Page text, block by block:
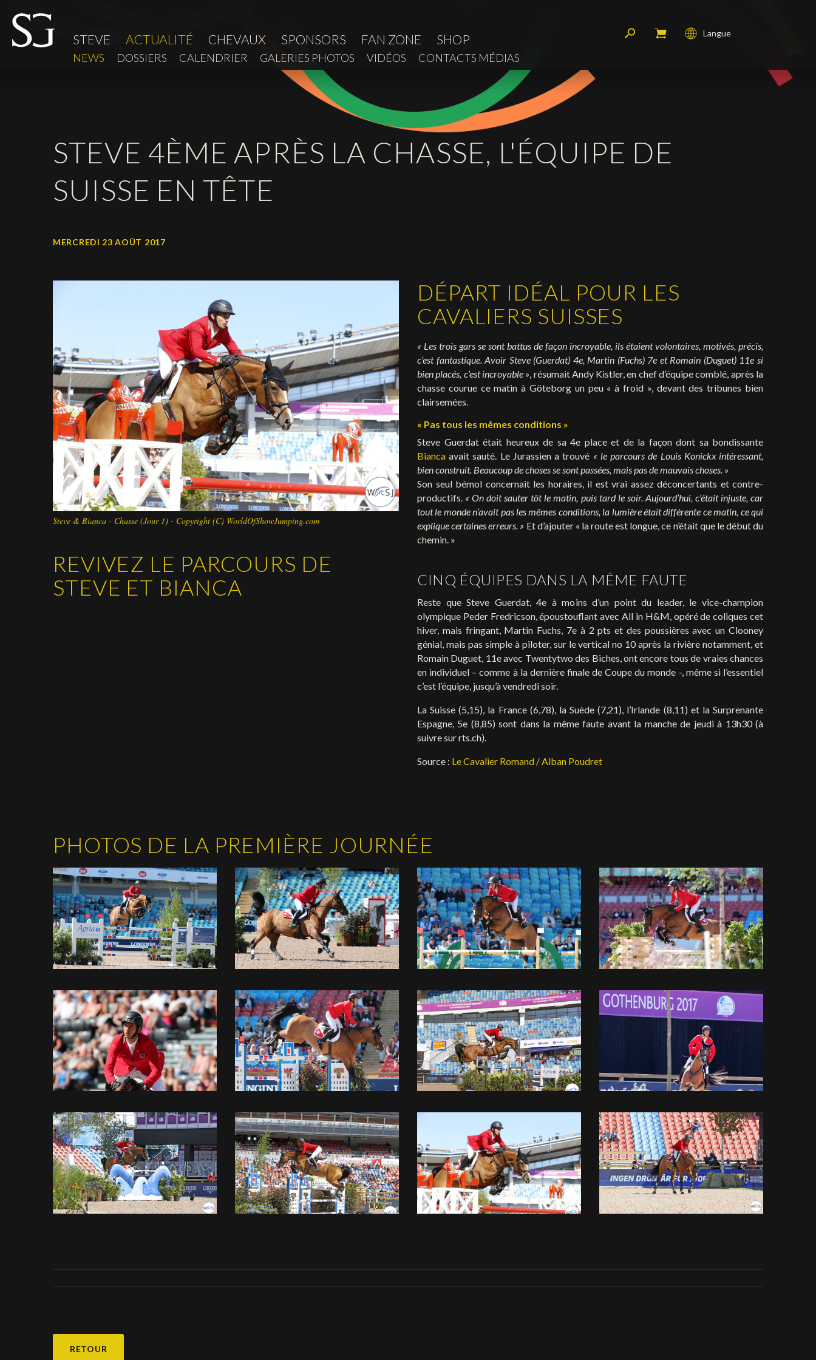
STEVE ACTUALITÉ CHEVAUX SPONSORS FAN ZONE SHOP
NEWS DOSSIERS CALENDRIER GALERIES PHOTOS VIDÉOS CONTACTS MÉDIAS
Langue
STEVE 4ÈME APRÈS LA CHASSE, L'ÉQUIPE DE
SUISSE EN TÊTE
MERCREDI 23 AOÛT 2017
Steve & Bianca - Chasse (Jour 1) - Copyright (C) WorldOfShowJumping.com
REVIVEZ LE PARCOURS DE
STEVE ET BIANCA
DÉPART IDÉAL POUR LES
CAVALIERS SUISSES
« Les trois gars se sont battus de façon incroyable, ils étaient volontaires, motivés, précis,
c’est fantastique. Avoir Steve (Guerdat) 4e, Martin (Fuchs) 7e et Romain (Duguet) 11e si
bien placés, c’est incroyable », résumait Andy Kistler, en chef d’équipe comblé, après la
chasse courue ce matin à Göteborg un peu « à froid », devant des tribunes bien
clairsemées.
« Pas tous les mêmes conditions »
Steve Guerdat était heureux de sa 4e place et de la façon dont sa bondissante
Bianca avait sauté. Le Jurassien a trouvé « le parcours de Louis Konickx intéressant,
bien construit. Beaucoup de choses se sont passées, mais pas de mauvais choses. »
Son seul bémol concernait les horaires, il est vrai assez déconcertants et contre-
productifs. « On doit sauter tôt le matin, puis tard le soir. Aujourd’hui, c’était injuste, car
tout le monde n’avait pas les mêmes conditions, la lumière était différente ce matin, ce qui
explique certaines erreurs. » Et d’ajouter « la route est longue, ce n’était que le début du
chemin. »
CINQ ÉQUIPES DANS LA MÊME FAUTE
Reste que Steve Guerdat, 4e à moins d’un point du leader, le vice-champion
olympique Peder Fredricson, époustouflant avec All in H&M, opéré de coliques cet
hiver, mais fringant, Martin Fuchs, 7e à 2 pts et des poussières avec un Clooney
génial, mais pas simple à piloter, sur le vertical no 10 après la rivière notamment, et
Romain Duguet, 11e avec Twentytwo des Biches, ont encore tous de vraies chances
en individuel – comme à la dernière finale de Coupe du monde -, même si l’essentiel
c’est l’équipe, jusqu’à vendredi soir.
La Suisse (5,15), la France (6,78), la Suède (7,21), l’Irlande (8,11) et la Surprenante
Espagne, 5e (8,85) sont dans la même faute avant la manche de jeudi à 13h30 (à
suivre sur rts.ch).
Source : Le Cavalier Romand / Alban Poudret
PHOTOS DE LA PREMIÈRE JOURNÉE
RETOUR